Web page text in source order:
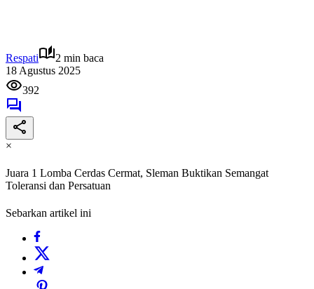
Respati
2 min baca
18 Agustus 2025
392
×
Juara 1 Lomba Cerdas Cermat, Sleman Buktikan Semangat
Toleransi dan Persatuan
Sebarkan artikel ini